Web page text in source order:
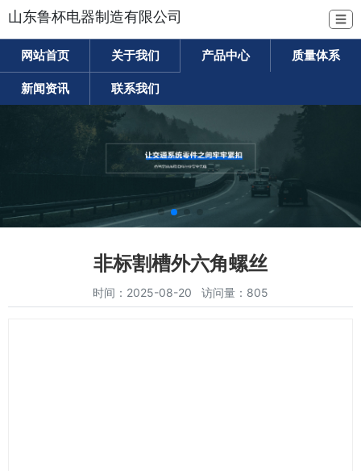
山东鲁杯电器制造有限公司 ☰
网站首页 关于我们 产品中心 质量体系
新闻资讯 联系我们
非标割槽外六角螺丝
时间：2025-08-20 访问量：805